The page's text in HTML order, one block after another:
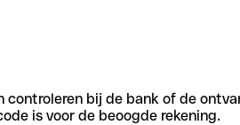
bij de bank of de
is voor de beoogde rekening.